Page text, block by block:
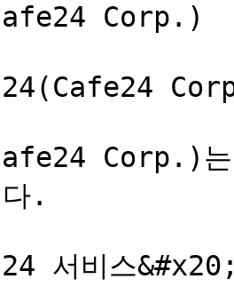
Corp.)
Corp.)는
.
서비스